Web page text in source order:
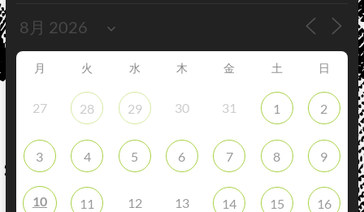
月 火 水 木 金 土 日
27 28 29 30 31 1 2
3 4 5 6 7 8 9
10 11 12 13 14 15 16